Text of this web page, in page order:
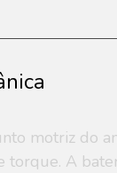
motriz do
torque. A